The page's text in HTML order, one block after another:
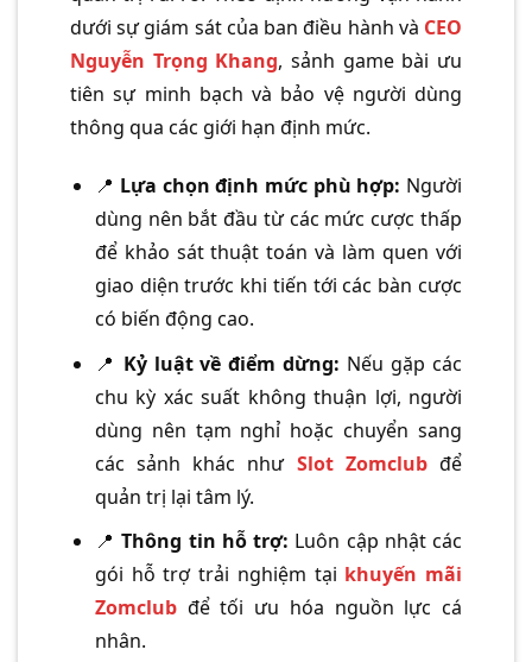
dưới sự giám sát của ban điều hành và CEO
Nguyễn Trọng Khang, sảnh game bài ưu
tiên sự minh bạch và bảo vệ người dùng
thông qua các giới hạn định mức.
📍 Lựa chọn định mức phù hợp: Người
dùng nên bắt đầu từ các mức cược thấp
để khảo sát thuật toán và làm quen với
giao diện trước khi tiến tới các bàn cược
có biến động cao.
📍 Kỷ luật về điểm dừng: Nếu gặp các
chu kỳ xác suất không thuận lợi, người
dùng nên tạm nghỉ hoặc chuyển sang
các sảnh khác như Slot Zomclubđể
quản trị lại tâm lý.
📍Thông tin hỗ trợ: Luôn cập nhật các
gói hỗ trợ trải nghiệm tại khuyến mãi
Zomclubđể tối ưu hóa nguồn lực cá
nhân.